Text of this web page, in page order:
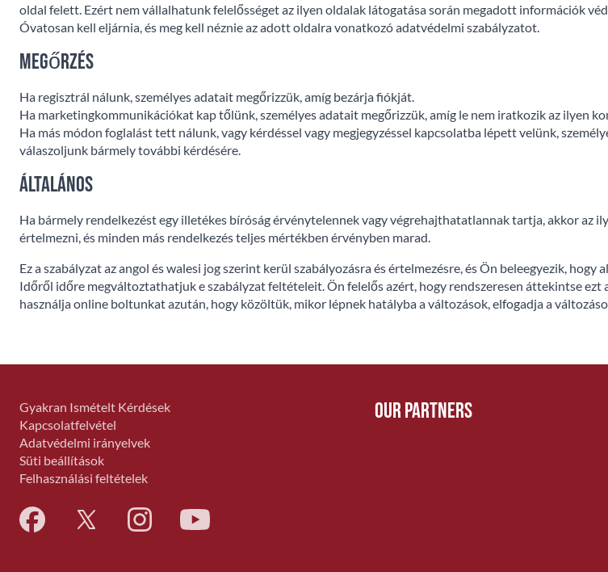
oldal felett. Ezért nem vállalhatunk felelősséget az ilyen oldalak látogatása során megadott információk
Óvatosan kell eljárnia, és meg kell néznie az adott oldalra vonatkozó adatvédelmi szabályzatot.
Megőrzés
Ha regisztrál nálunk, személyes adatait megőrizzük, amíg bezárja fiókját.
Ha marketingkommunikációkat kap tőlünk, személyes adatait megőrizzük, amíg le nem iratkozik az ilyen
Ha más módon foglalást tett nálunk, vagy kérdéssel vagy megjegyzéssel kapcsolatba lépett velünk,
válaszoljunk bármely további kérdésére.
Általános
Ha bármely rendelkezést egy illetékes bíróság érvénytelennek vagy végrehajthatatlannak tartja, akkor az
értelmezni, és minden más rendelkezés teljes mértékben érvényben marad.
Ez a szabályzat az angol és walesi jog szerint kerül szabályozásra és értelmezésre, és Ön beleegyezik,
Időről időre megváltoztathatjuk e szabályzat feltételeit. Ön felelős azért, hogy rendszeresen áttekintse
használja online boltunkat azután, hogy közöltük, mikor lépnek hatályba a változások, elfogadja a
Gyakran Ismételt Kérdések
Kapcsolatfelvétel
Adatvédelmi irányelvek
Süti beállítások
Felhasználási feltételek
Our Partners